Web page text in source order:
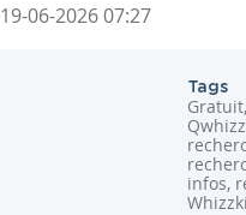
19-06-2026 07:27
Tags
infos,